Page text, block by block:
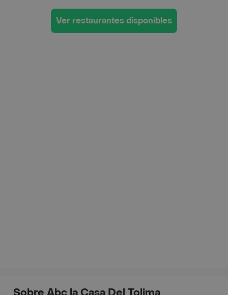
Ver restaurantes disponibles